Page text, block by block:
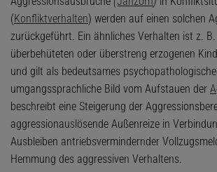
(Konfliktverhalten) werden auf einen solchen
zurückgeführt. Ein ähnliches Verhalten ist z.
überbehüteten oder überstreng erzogenen
und gilt als bedeutsames
umgangssprachliche Bild vom Aufstauen der
beschreibt eine Steigerung der
aggressionauslösende Außenreize in
Ausbleiben antriebsvermindernder
Hemmung des aggressiven Verhaltens.